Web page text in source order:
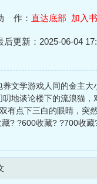
作： 直达底部 加入
后更新：2025-06-04
文学游戏人间的金主
地谈论楼下的流浪猫
有点下三白的眼睛，突
? ?600收藏? ?700收